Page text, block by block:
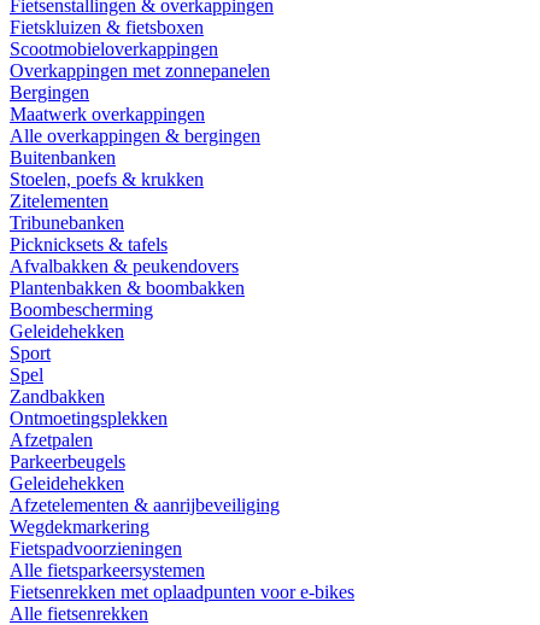
Fietsenstallingen & overkappingen
Fietskluizen & fietsboxen
Scootmobieloverkappingen
Overkappingen met zonnepanelen
Bergingen
Maatwerk overkappingen
Alle overkappingen & bergingen
Buitenbanken
Stoelen, poefs & krukken
Zitelementen
Tribunebanken
Picknicksets & tafels
Afvalbakken & peukendovers
Plantenbakken & boombakken
Boombescherming
Geleidehekken
Sport
Spel
Zandbakken
Ontmoetingsplekken
Afzetpalen
Parkeerbeugels
Geleidehekken
Afzetelementen & aanrijbeveiliging
Wegdekmarkering
Fietspadvoorzieningen
Alle fietsparkeersystemen
Fietsenrekken met oplaadpunten voor e-bikes
Alle fietsenrekken